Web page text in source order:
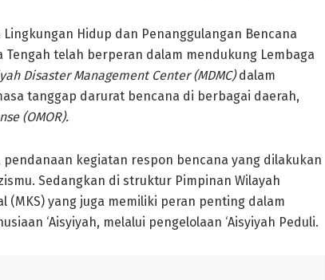
Lingkungan Hidup dan Penanggulangan Bencana
Tengah telah berperan dalam mendukung Lembaga
Disaster Management Center (MDMC)dalam
tanggap darurat bencana di berbagai daerah,
(OMOR).
kegiatan respon bencana yang dilakukan
Sedangkan di struktur Pimpinan Wilayah
(MKS) yang juga memiliki peran penting dalam
‘Aisyiyah, melalui pengelolaan ‘Aisyiyah Peduli.